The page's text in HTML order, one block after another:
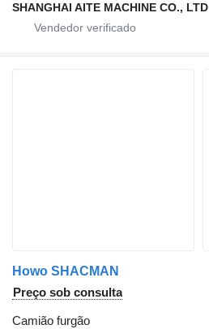
SHANGHAI AITE MACHINE CO., LTD
Howo SHACMAN
Preço sob consulta
Camião furgão